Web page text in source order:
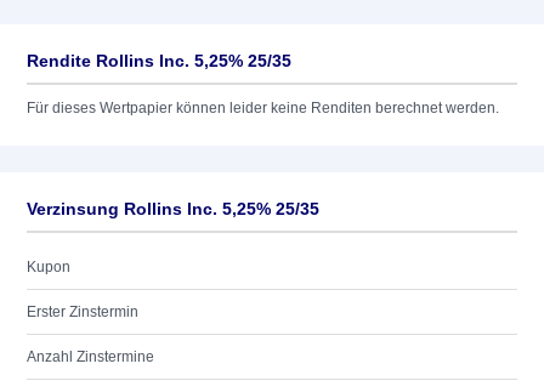
Rendite Rollins Inc. 5,25% 25/35
Für dieses Wertpapier können leider keine Renditen berechnet werden.
Verzinsung Rollins Inc. 5,25% 25/35
Kupon
Erster Zinstermin
Anzahl Zinstermine